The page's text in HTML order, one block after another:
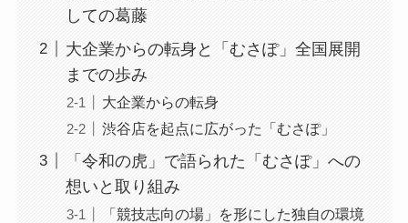
しての葛藤
大企業からの転身と「むさぽ」全国展開
までの歩み
大企業からの転身
渋谷店を起点に広がった「むさぽ」
「令和の虎」で語られた「むさぽ」への
想いと取り組み
「競技志向の場」を形にした独自の環境